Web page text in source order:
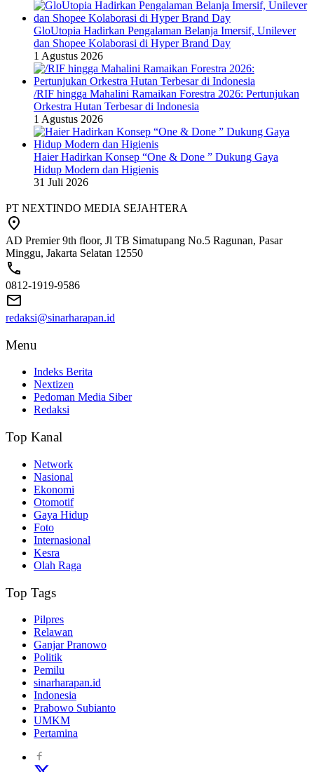
GloUtopia Hadirkan Pengalaman Belanja Imersif, Unilever
dan Shopee Kolaborasi di Hyper Brand Day
1 Agustus 2026
/RIF hingga Mahalini Ramaikan Forestra 2026: Pertunjukan
Orkestra Hutan Terbesar di Indonesia
1 Agustus 2026
Haier Hadirkan Konsep “One & Done ” Dukung Gaya
Hidup Modern dan Higienis
31 Juli 2026
PT NEXTINDO MEDIA SEJAHTERA
AD Premier 9th floor, Jl TB Simatupang No.5 Ragunan, Pasar
Minggu, Jakarta Selatan 12550
0812-1919-9586
redaksi@sinarharapan.id
Menu
Indeks Berita
Nextizen
Pedoman Media Siber
Redaksi
Top Kanal
Network
Nasional
Ekonomi
Otomotif
Gaya Hidup
Foto
Internasional
Kesra
Olah Raga
Top Tags
Pilpres
Relawan
Ganjar Pranowo
Politik
Pemilu
sinarharapan.id
Indonesia
Prabowo Subianto
UMKM
Pertamina